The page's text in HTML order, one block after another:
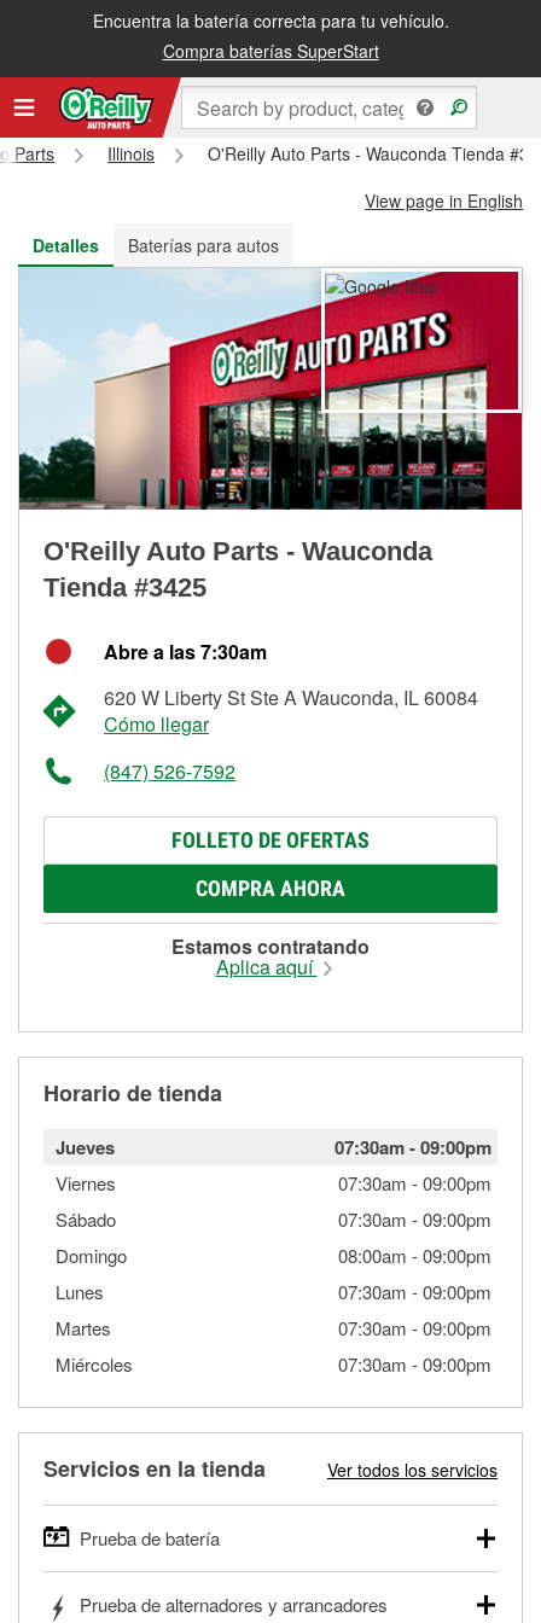
Encuentra la batería correcta para tu vehículo.
Compra baterías SuperStart
Recibe tu orden gratis al día siguiente o recógela en la tienda
Parts Illinois
O'Reilly Auto Parts - Wauconda Tienda
View page in English
Detalles
Baterías para autos
O'Reilly Auto Parts - Wauconda
Tienda #3425
Abre a las 7:30am
620 W Liberty St Ste A Wauconda, IL 60084
Cómo llegar
(847) 526-7592
FOLLETO DE OFERTAS
COMPRA AHORA
Estamos contratando
Aplica aquí
Horario de tienda
Jueves 07:30am-09:00pm
Viernes 07:30am -09:00pm
Sábado
07:30am -09:00pm
Domingo
08:00am -09:00pm
Lunes
07:30am -09:00pm
Martes
07:30am -09:00pm
Miércoles
07:30am -09:00pm
Servicios en la tienda Ver todos los servicios
Prueba de batería
autos, camionetas, SUVs, vehículos comerciales y
Prueba de alternadores y arrancadores